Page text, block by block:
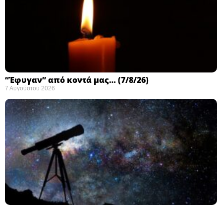
“Έφυγαν” από κοντά μας… (7/8/26)
7 Αυγούστου 2026